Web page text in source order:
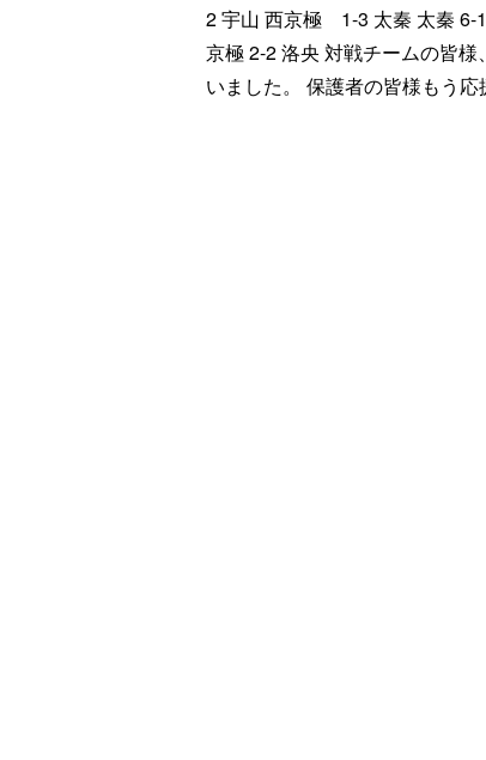
2 宇山 西京極 1-3 太秦 太秦 6-
京極 2-2 洛央 対戦チームの皆
いました。 保護者の皆様もう応